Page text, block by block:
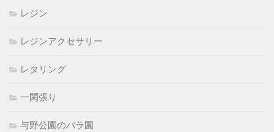
レジン
レジンアクセサリー
レタリング
一閑張り
与野公園のバラ園